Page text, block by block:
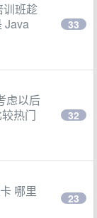
训班趁
Java
33
虑以后
热门
32
哪里
23